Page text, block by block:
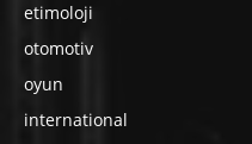
etimoloji
otomotiv
oyun
international